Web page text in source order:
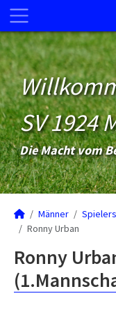
SV 1924
Die Macht vom
Männer
Ronny Urban
Ronny